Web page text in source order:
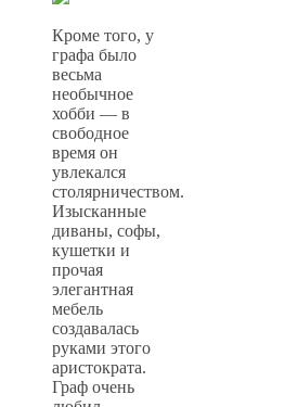
Кроме того, у
графа было
весьма
необычное
хобби — в
свободное
время он
увлекался
столярничеством.
Изысканные
диваны, софы,
кушетки и
прочая
элегантная
мебель
создавалась
руками этого
аристократа.
Граф очень